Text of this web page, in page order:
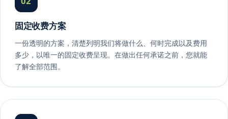
固定收费方案
一份透明的方案，清楚列明我们将做什么、何时完成以及费用
多少，以唯一的固定收费呈现。在做出任何承诺之前，您就能
了解全部范围。